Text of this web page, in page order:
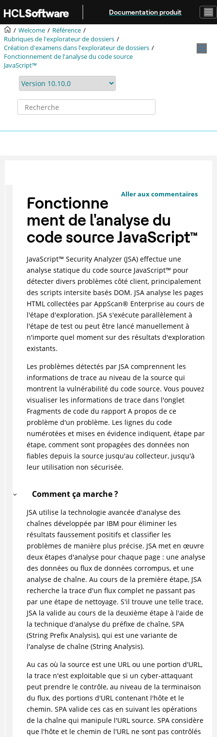
Aller au contenu principal
Documentation produit
Welcome
Référence
Rubriques de l'explorateur de dossiers
Création d'examens dans l'explorateur de dossiers
Fonctionnement de l'analyse du code source
JavaScript™
Aller aux commentaires
Fonctionne
ment de l'analyse du
code sourceJavaScript™
JavaScript™ Security Analyzer (JSA) effectue une
analyse statique du code source JavaScript™ pour
détecter divers problèmes côté client, principalement
des scripts intersite basés DOM. JSA analyse les pages
HTML collectées par AppScan® Enterprise au cours de
l'étape d'exploration. JSA s'exécute parallèlement à
l'étape de test ou peut être lancé manuellement à
n'importe quel moment sur des résultats d'exploration
existants.
Les problèmes détectés par JSA comprennent les
informations de trace au niveau de la source qui
montrent la vulnérabilité du code source. Vous pouvez
visualiser les informations de trace dans l'onglet
Fragments de code du rapport A propos de ce
problème d'un problème. Les lignes du code
numérotées et mises en évidence indiquent, étape par
étape, comment sont propagées des données non
fiables depuis la source jusqu'au collecteur, jusqu'à
leur utilisation non sécurisée.
Comment ça marche ?
JSA utilise la technologie avancée d'analyse des
chaînes développée par IBM pour éliminer les
résultats faussement positifs et classifier les
problèmes de manière plus précise. JSA met en œuvre
deux étapes d'analyse pour chaque page : une analyse
des données ou flux de données corrompus, et une
analyse de chaîne. Au cours de la première étape, JSA
recherche la trace d'un flux complet ne passant pas
par une étape de nettoyage. S'il trouve une telle trace,
JSA la valide au cours de la deuxième étape à l'aide de
la technique d'analyse du préfixe de chaîne, SPA
(String Prefix Analysis), qui est une variante de
l'analyse de chaîne (String Analysis).
Au cas où la source est une URL ou une portion d'URL,
la trace n'est exploitable que si un cyber-attaquant
peut prendre le contrôle, au niveau de la terminaison
du flux, des portions d'URL contenant l'hôte et le
chemin. SPA valide ces cas en suivant les opérations
de la chaîne qui manipule l'URL source. SPA considère
que l'hôte et le chemin de l'URL ne sont pas contrôlés